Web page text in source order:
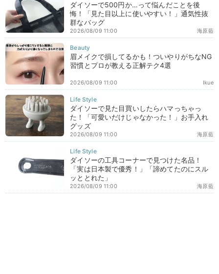
ダイソーで500円か…って悩んだことを後
悔！「見た目以上に使いやすい！」通気性抜
群なバッグ
海原藍
2026/08/09 11:00
眉メイクで損してるかも！ついやりがちなNG
習慣とプロが教える正解テク4選
Ikue
2026/08/09 11:00
ダイソーで見た目買いしたらハマっちゃっ
た！「可愛いだけじゃなかった！」お手入れ
グッズ
海原藍
2026/08/09 11:00
ダイソーの工具コーナーで見つけた名品！
「実は日本製で優秀！」「諦めてたのにスル
ッととれた」
海原藍
2026/08/09 11:00